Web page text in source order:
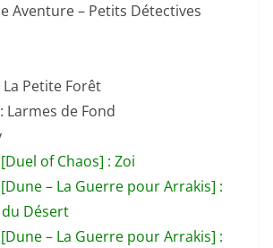
Aventure – Petits Détectives
La Petite Forêt
Larmes de Fond
of Chaos] : Zoi
– La Guerre pour Arrakis] :
Désert
– La Guerre pour Arrakis] :